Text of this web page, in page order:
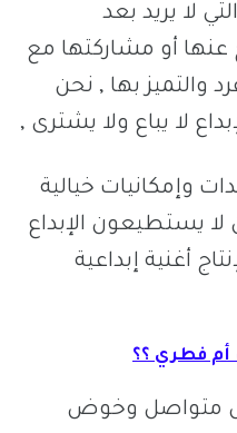
لا يريد بعد
أو مشاركتها مع
والتميز بها , نحن
لا يباع ولا يشترى ,
وإمكانيات خيالية
يستطيعون الإبداع
أغنية إبداعية
فطري ؟؟
متواصل وخوض